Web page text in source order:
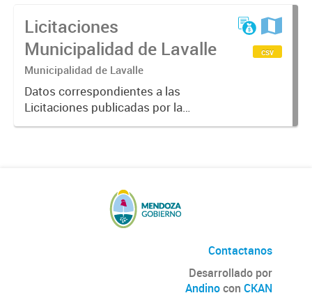
Licitaciones
Municipalidad de Lavalle
Municipalidad de Lavalle
Datos correspondientes a las
Licitaciones publicadas por la
Municipalidad de Lavalle, incluidos
csv
Contactanos
Desarrollado por
Andinocon CKAN